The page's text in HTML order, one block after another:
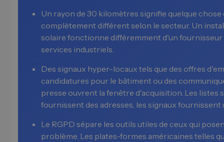
Un rayon de 30 kilomètres signifie quelque chose
complètement différent selon le secteur. Un
solaire fonctionne différemment d'un fournisseur
services industriels.
Des signaux hyper-locaux tels que des offres
candidatures pour le bâtiment ou des
presse ouvrent la fenêtre d'acquisition. Les listes
fournissent des adresses, les signaux fournissent
Le RGPD sépare les outils utiles de ceux qui
problème. Les plates-formes américaines telles